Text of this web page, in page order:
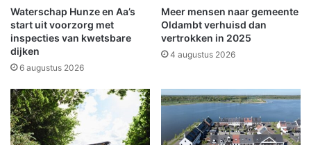
b
r
a
n
d
n
t
i
j
a
m
b
t
A
t
i
e
f
Waterschap Hunze en Aa’s
start uit voorzorg met
inspecties van kwetsbare
dijken
6 augustus 2026
Meer mensen naar gemeente
Oldambt verhuisd dan
vertrokken in 2025
4 augustus 2026